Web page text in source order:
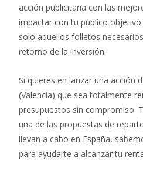
acción publicitaria con las
impactar con tu público
solo aquellos folletos
retorno de la inversión.
Si quieres en lanzar una acción
(Valencia) que sea totalmente
presupuestos sin compromiso.
una de las propuestas de
llevan a cabo en España,
para ayudarte a alcanzar tu